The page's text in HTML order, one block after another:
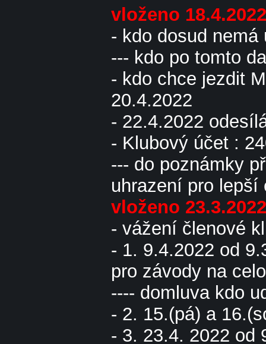
vloženo
- kdo dosud
--- kdo po tomto
- kdo chce jezdit
20.4.2022
- 22.4.2022
- Klubový účet :
--- do poznámky
uhrazení pro lepší
vloženo
- vážení členové
- 1. 9.4.2022 od
pro závody na
---- domluva kdo
- 2. 15.(pá) a
- 3. 23.4. 2022 od